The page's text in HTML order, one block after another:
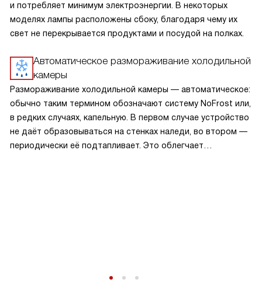
и потребляет минимум электроэнергии. В некоторых
моделях лампы расположены сбоку, благодаря чему их
свет не перекрывается продуктами и посудой на полках.
Автоматическое размораживание холодильной
камеры
Размораживание холодильной камеры — автоматическое:
обычно таким термином обозначают систему NoFrost или,
в редких случаях, капельную. В первом случае устройство
не даёт образовываться на стенках наледи, во втором —
периодически её подтапливает. Это облегчает